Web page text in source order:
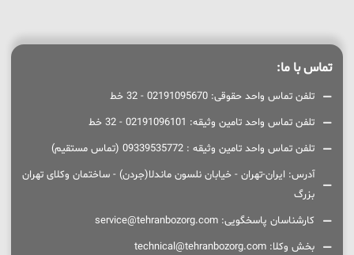
تماس با ما:
تلفن تماس واحد حقوقی: 02191095670 - 32 خط
تلفن تماس واحد تامین وثیقه: 02191096101 - 32 خط
تلفن تماس واحد تامین وثیقه : 09339535772 (تماس مستقیم)
آدرس: ایران-تهران - خیابان نلسون ماندلا(جردن) - ساختمان وکلای تهران
بزرگ
کارشناسان پاسخگویی: service@tehranbozorg.com
بخش وکلا: technical@tehranbozorg.com